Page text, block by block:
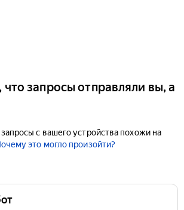
запросы отправляли вы, а
с вашего устройства похожи на
это могло произойти?